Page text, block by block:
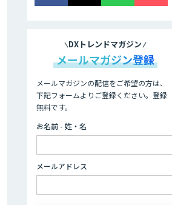
BOTCHAN for LP
BOTCHAN EFO
DXトレンドマガジン
メールマガジン登録
メールマガジンの配信をご希望の方は、
下記フォームよりご登録ください。登録
無料です。
お名前 - 姓・名
メールアドレス